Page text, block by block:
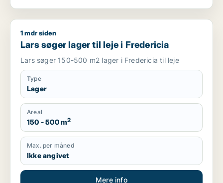
Lars søger lager til leje i Fredericia
1 mdr siden
Lars søger lager til leje i Fredericia
Lars søger 150-500 m2 lager i Fredericia til leje
Type
Lager
Areal
150 - 500 m2
Max. per måned
Ikke angivet
Mere info